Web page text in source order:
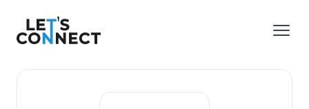
Let's Connect